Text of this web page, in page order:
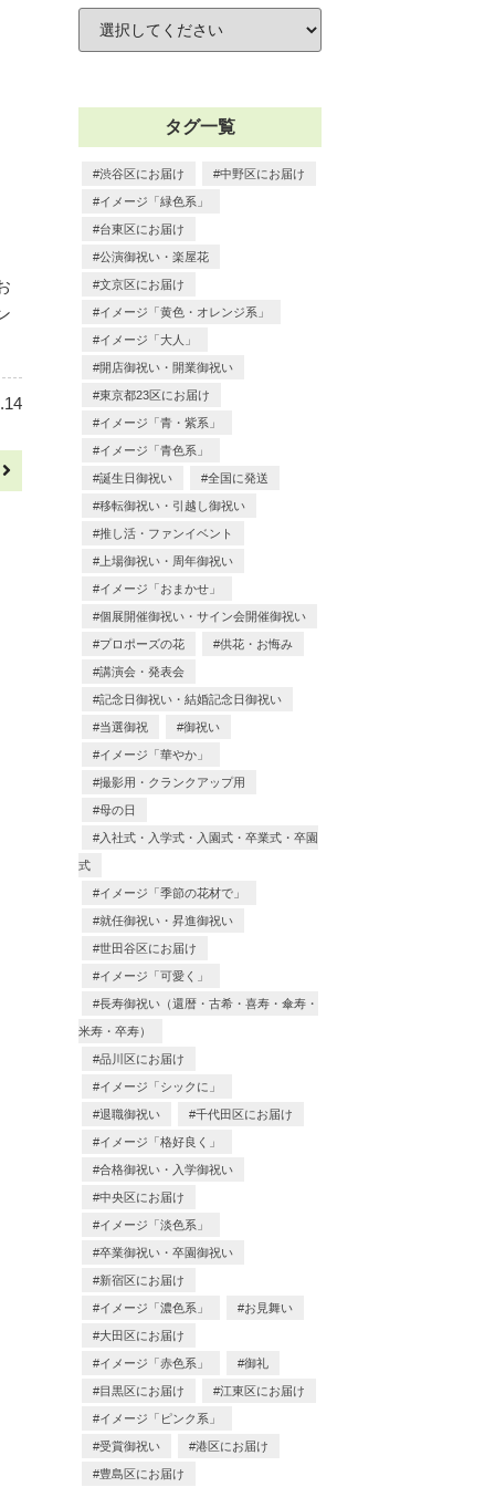
タグ一覧
渋谷区にお届け 中野区にお届け
イメージ「緑色系」
台東区にお届け
公演御祝い・楽屋花
文京区にお届け
イメージ「黄色・オレンジ系」
イメージ「大人」
開店御祝い・開業御祝い
東京都23区にお届け
イメージ「青・紫系」
イメージ「青色系」
誕生日御祝い 全国に発送
移転御祝い・引越し御祝い
推し活・ファンイベント
上場御祝い・周年御祝い
イメージ「おまかせ」
個展開催御祝い・サイン会開催御祝い
プロポーズの花 供花・お悔み
講演会・発表会
記念日御祝い・結婚記念日御祝い
当選御祝 御祝い
イメージ「華やか」
撮影用・クランクアップ用
母の日
入社式・入学式・入園式・卒業式・卒園
式
イメージ「季節の花材で」
就任御祝い・昇進御祝い
世田谷区にお届け
イメージ「可愛く」
長寿御祝い（還暦・古希・喜寿・傘寿・
米寿・卒寿）
品川区にお届け
イメージ「シックに」
退職御祝い 千代田区にお届け
イメージ「格好良く」
合格御祝い・入学御祝い
中央区にお届け
イメージ「淡色系」
卒業御祝い・卒園御祝い
新宿区にお届け
イメージ「濃色系」 お見舞い
大田区にお届け
イメージ「赤色系」 御礼
目黒区にお届け 江東区にお届け
イメージ「ピンク系」
受賞御祝い 港区にお届け
豊島区にお届け